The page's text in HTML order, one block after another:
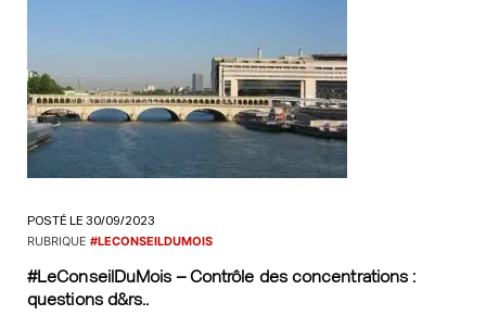
POSTÉ LE 30/09/2023
RUBRIQUE #LECONSEILDUMOIS
#LeConseilDuMois – Contrôle des concentrations :
questions d&rs..